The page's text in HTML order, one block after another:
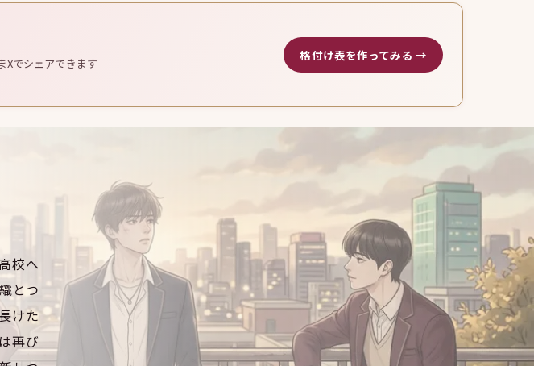
Xでシェアできます
格付け表を作ってみる →
校へ
とつ
けた
再び